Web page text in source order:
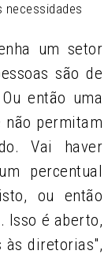
necessidades
um setor
são de
então uma
não permitam
Vai haver
percentual
ou então
Isso é aberto,
às diretorias",